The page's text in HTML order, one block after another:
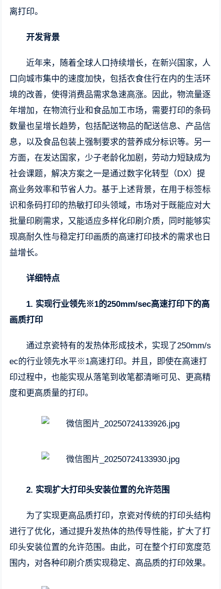
离打印。
开发背景
近年来，随着全球人口持续增长，在新兴国家，人
口向城市集中的速度加快，包括衣食住行在内的生活环
境的改善，使得消费品需求急速高涨。因此，物流量逐
年增加，在物流行业和食品加工市场，需要打印的条码
数量也呈增长趋势，包括配送物品的配送信息、产品信
息，以及食品包装上强制要求的营养成分标识等。另一
方面，在发达国家，少子老龄化加剧，劳动力短缺成为
社会课题，解决方案之一是通过数字化转型（DX）提
高业务效率和节省人力。基于上述背景，在用于标签标
识和条码打印的热敏打印头领域，市场对于既能应对大
批量印刷需求，又能适应多样化印刷介质，同时能够实
现高耐久性与稳定打印画质的高速打印技术的需求也日
益增长。
详细特点
1. 实现行业领先※1的250mm/sec高速打印下的高
画质打印
通过京瓷特有的发热体形成技术，实现了250mm/s
ec的行业领先水平※1高速打印。并且，即使在高速打
印过程中，也能实现从落笔到收笔都清晰可见、更高精
度和更高质量的打印。
2. 实现扩大打印头安装位置的允许范围
为了实现更高品质打印，京瓷对传统的打印头结构
进行了优化，通过提升发热体的热传导性能，扩大了打
印头安装位置的允许范围。由此，可在整个打印宽度范
围内，对各种印刷介质实现稳定、高品质的打印效果。